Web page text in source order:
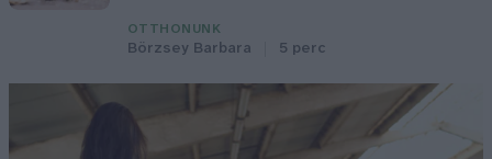
OTTHONUNK
Börzsey Barbara 5 perc